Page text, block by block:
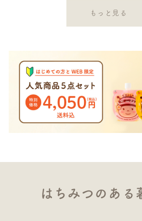
もっと見る
はちみつのある